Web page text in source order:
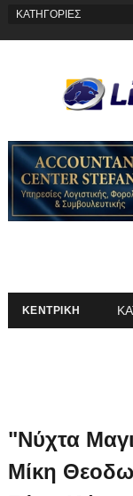
ΚΕΝΤΡΙΚΗ
"Νύχτα
Μίκη